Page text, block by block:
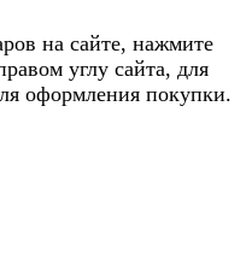
на сайте, нажмите
углу сайта, для
оформления покупки.